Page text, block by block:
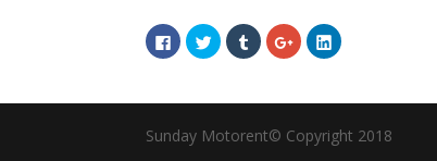
Click
to
share
(Opens
new
window)
Click
to
share
(Opens
new
window)
Click
to
share
(Opens
new
window)
Click
to
share
(Opens
new
window)
Click
to
(Opens
new
window)
Sunday Motorent© Copyright 2018